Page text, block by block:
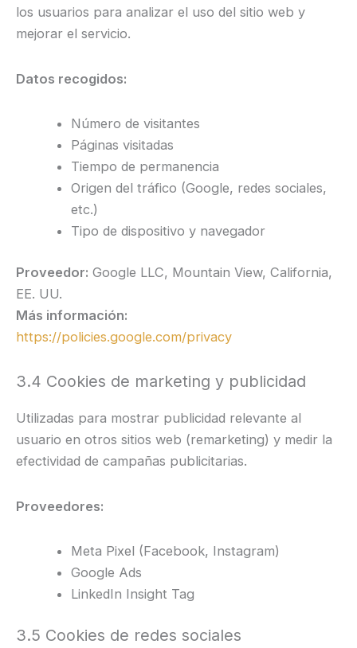
los usuarios para analizar el uso del sitio web y
mejorar el servicio.
Datos recogidos:
Número de visitantes
Páginas visitadas
Tiempo de permanencia
Origen del tráfico (Google, redes sociales,
etc.)
Tipo de dispositivo y navegador
Proveedor: Google LLC, Mountain View, California,
EE. UU.
Más información:
https://policies.google.com/privacy
3.4 Cookies de marketing y publicidad
Utilizadas para mostrar publicidad relevante al
usuario en otros sitios web (remarketing) y medir la
efectividad de campañas publicitarias.
Proveedores:
Meta Pixel (Facebook, Instagram)
Google Ads
LinkedIn Insight Tag
3.5 Cookies de redes sociales